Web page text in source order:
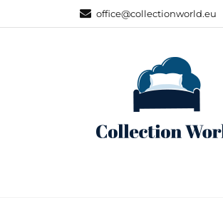
office@collectionworld.eu